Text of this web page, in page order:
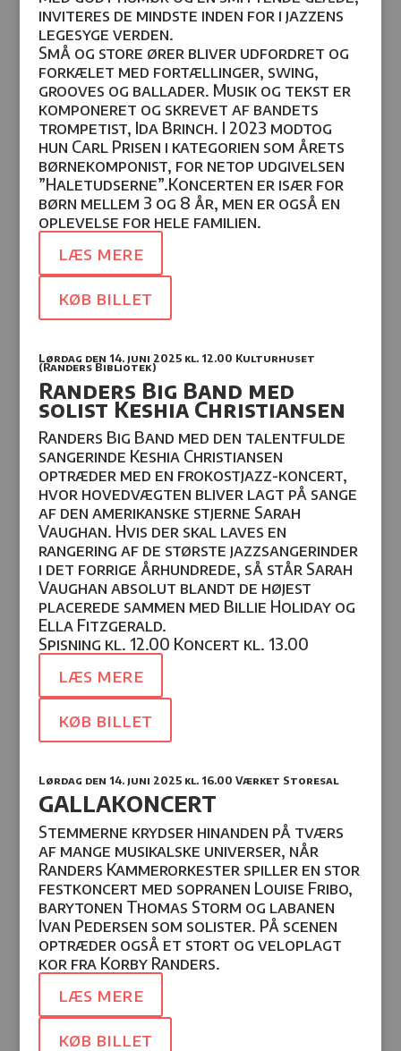
inviteres de mindste inden for i jazzens
legesyge verden.
Små og store ører bliver udfordret og
forkælet med fortællinger, swing,
grooves og ballader. Musik og tekst er
komponeret og skrevet af bandets
trompetist, Ida Brinch. I 2023 modtog
hun Carl Prisen i kategorien som årets
børnekomponist, for netop udgivelsen
”Haletudserne”.Koncerten er især for
børn mellem 3 og 8 år, men er også en
oplevelse for hele familien.
læs mere
køb billet
Lørdag den 14. juni 2025kl. 12.00 Kulturhuset
(Randers Bibliotek)
Randers Big Band med
solist Keshia Christiansen
Randers Big Band med den talentfulde
sangerinde Keshia Christiansen
optræder med en frokostjazz-koncert,
hvor hovedvægten bliver lagt på sange
af den amerikanske stjerne Sarah
Vaughan. Hvis der skal laves en
rangering af de største jazzsangerinder
i det forrige århundrede, så står Sarah
Vaughan absolut blandt de højest
placerede sammen med Billie Holiday og
Ella Fitzgerald.
Spisning kl. 12.00 Koncert kl. 13.00
læs mere
køb billet
Lørdag den 14. juni 2025kl. 16.00 Værket Storesal
GALLAKONCERT
Stemmerne krydser hinanden på tværs
af mange musikalske universer, når
Randers Kammerorkester spiller en stor
festkoncert med sopranen Louise Fribo,
barytonen Thomas Storm og labanen
Ivan Pedersen som solister. På scenen
optræder også et stort og veloplagt
kor fra Korby Randers.
læs mere
køb billet